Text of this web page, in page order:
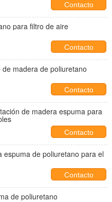
Contacto
para filtro de aire
Contacto
madera de poliuretano
Contacto
de madera espuma para
Contacto
espuma de poliuretano para el
Contacto
de poliuretano